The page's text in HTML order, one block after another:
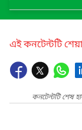
এই কনটেন্টটি
কনটেন্টটি শেষ